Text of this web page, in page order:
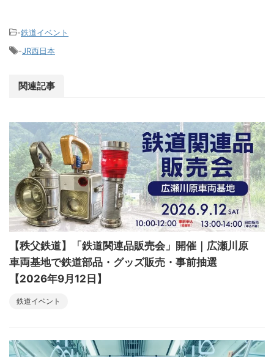
-鉄道イベント
-JR西日本
関連記事
【秩父鉄道】「鉄道関連品販売会」開催｜広瀬川原
車両基地で鉄道部品・グッズ販売・事前抽選
【2026年9月12日】
鉄道イベント